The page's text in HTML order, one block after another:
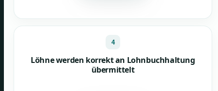
4
Löhne werden korrekt an Lohnbuchhaltung
übermittelt